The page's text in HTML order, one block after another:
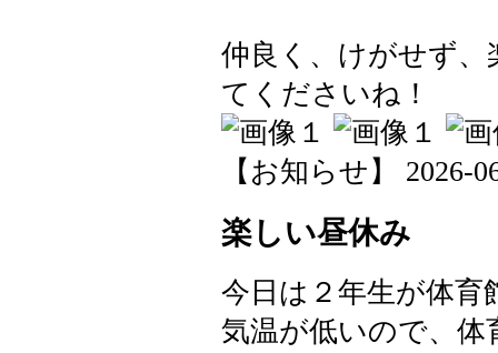
仲良く、けがせず
てくださいね！
【お知らせ】 2026-
楽しい昼休み
今日は２年生が体育
気温が低いので、